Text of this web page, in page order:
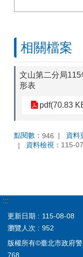
相關檔案
文山第二分局
形表
pdf(70.83
點閱數： 946 資料
資料檢視： 115-
:::
更新日期
115-08-08
瀏覽人次
952
版權所有©臺北市政府
768